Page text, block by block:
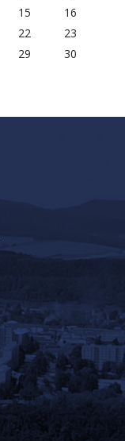
15
16
22
23
29
30